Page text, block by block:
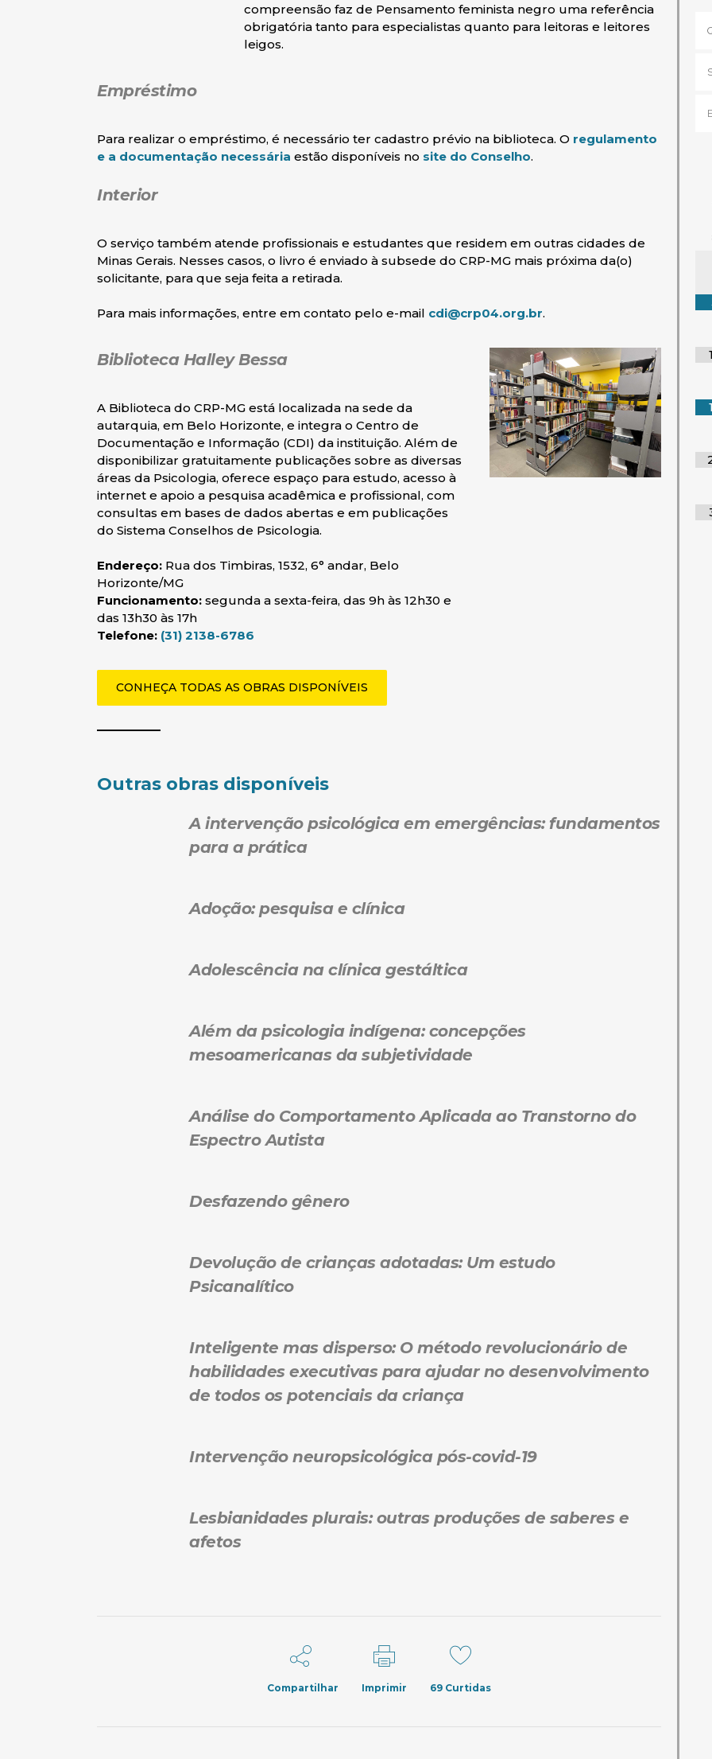
compreensão faz de Pensamento feminista negro uma referência
obrigatória tanto para especialistas quanto para leitoras e leitores
leigos.
Empréstimo
Para realizar o empréstimo, é necessário ter cadastro prévio na biblioteca. O regulamento
e a documentação necessária (abre em nova janela)
estão disponíveis no site do Conselho(abre em nova janela)
.
Interior
O serviço também atende profissionais e estudantes que residem em outras cidades de
Minas Gerais. Nesses casos, o livro é enviado à subsede do CRP-MG mais próxima da(o)
solicitante, para que seja feita a retirada.
Para mais informações, entre em contato pelo e-mail cdi@crp04.org.br(abre em nova janela)
.
Biblioteca Halley Bessa
A Biblioteca do CRP-MG está localizada na sede da
autarquia, em Belo Horizonte, e integra o Centro de
Documentação e Informação (CDI) da instituição. Além de
disponibilizar gratuitamente publicações sobre as diversas
áreas da Psicologia, oferece espaço para estudo, acesso à
internet e apoio a pesquisa acadêmica e profissional, com
consultas em bases de dados abertas e em publicações
do Sistema Conselhos de Psicologia.
Endereço: Rua dos Timbiras, 1532, 6° andar, Belo
Horizonte/MG
Funcionamento: segunda a sexta-feira, das 9h às 12h30 e
das 13h30 às 17h
Telefone: (31) 2138-6786
CONHEÇA TODAS AS OBRAS DISPONÍVEIS
Outras obras disponíveis
A intervenção psicológica em emergências: fundamentos
para a prática
Adoção: pesquisa e clínica
Adolescência na clínica gestáltica
Além da psicologia indígena: concepções
mesoamericanas da subjetividade
Análise do Comportamento Aplicada ao Transtorno do
Espectro Autista
Desfazendo gênero
Devolução de crianças adotadas: Um estudo
Psicanalítico
Inteligente mas disperso: O método revolucionário de
habilidades executivas para ajudar no desenvolvimento
de todos os potenciais da criança
Intervenção neuropsicológica pós-covid-19
Lesbianidades plurais: outras produções de saberes e
afetos
Compartilhar Imprimir 69 Curtidas